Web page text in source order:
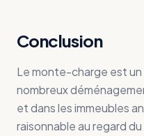
Conclusion
Le monte-charge est
nombreux
et dans les immeubles
raisonnable au regard